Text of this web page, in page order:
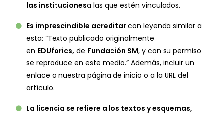
las institucionesa las que estén vinculados.
Es imprescindible acreditarcon leyenda similar a
esta: “Texto publicado originalmente
en EDUforics, de Fundación SM, y con su permiso
se reproduce en este medio.” Además, incluir un
enlace a nuestra página de inicio o a la URL del
artículo.
La licencia se refiere a los textos y esquemas,